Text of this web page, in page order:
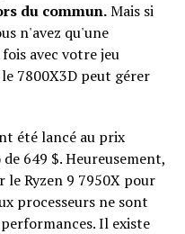
du commun.Mais si
n'avez qu'une
avec votre jeu
7800X3D peut gérer
été lancé au prix
649 $. Heureusement,
le Ryzen 9 7950X pour
processeurs ne sont
Il existe